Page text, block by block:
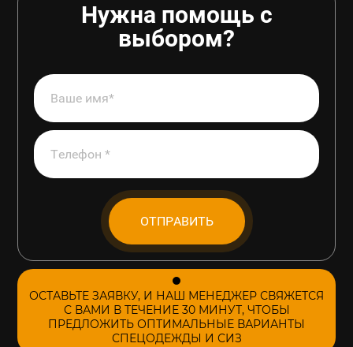
Нужна помощь с
выбором?
ОТПРАВИТЬ
ОСТАВЬТЕ ЗАЯВКУ, И НАШ МЕНЕДЖЕР СВЯЖЕТСЯ
С ВАМИ В ТЕЧЕНИЕ 30 МИНУТ, ЧТОБЫ
ПРЕДЛОЖИТЬ ОПТИМАЛЬНЫЕ ВАРИАНТЫ
СПЕЦОДЕЖДЫ И СИЗ